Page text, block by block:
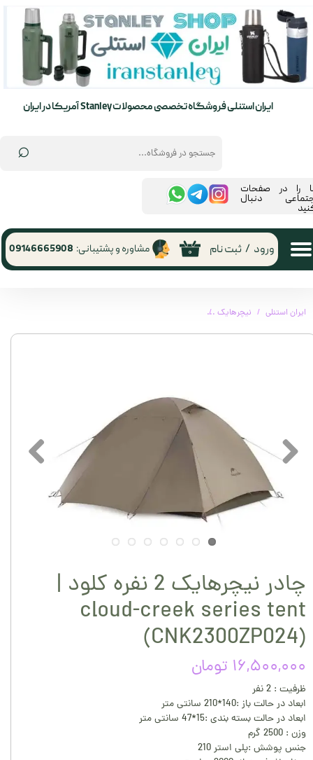
⌕
ایران استنلی فروشگاه تخصصی محصولات Stanley آمریکا در ایران
۰ ورود / ثبت نام
حساب کاربری من
تغییر گذر واژه
مشاوره و پشتیبانی: 09146665908
را در صفحات
دنبال
ایران استنلی نیچرهایک
چادر نیچرهایک 2 نفره کلود |
cloud-creek series tent
(CNK2300ZP024)
۱۶,۵۰۰,۰۰۰ تومان
ظرفیت : 2 نفر
ابعاد در حالت باز :140*210 سانتی متر
ابعاد در حالت بسته بندی :15*47 سانتی متر
وزن : 2500 گرم
جنس پوشش :پلی استر 210